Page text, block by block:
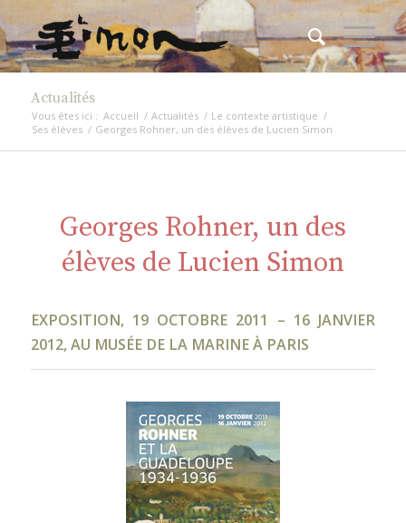
Actualités
Vous êtes ici : Accueil / Actualités / Le contexte artistique /
Ses élèves / Georges Rohner, un des élèves de Lucien Simon
Georges Rohner, un des
élèves de Lucien Simon
EXPOSITION, 19 OCTOBRE 2011 – 16 JANVIER
2012, AU MUSÉE DE LA MARINE À PARIS